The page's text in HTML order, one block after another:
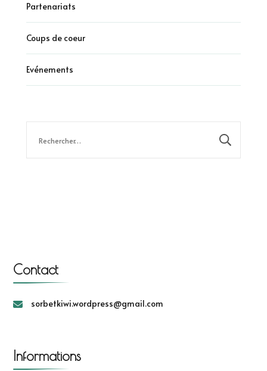
Partenariats
Coups de coeur
Evénements
Contact
sorbetkiwi.wordpress@gmail.com
Informations